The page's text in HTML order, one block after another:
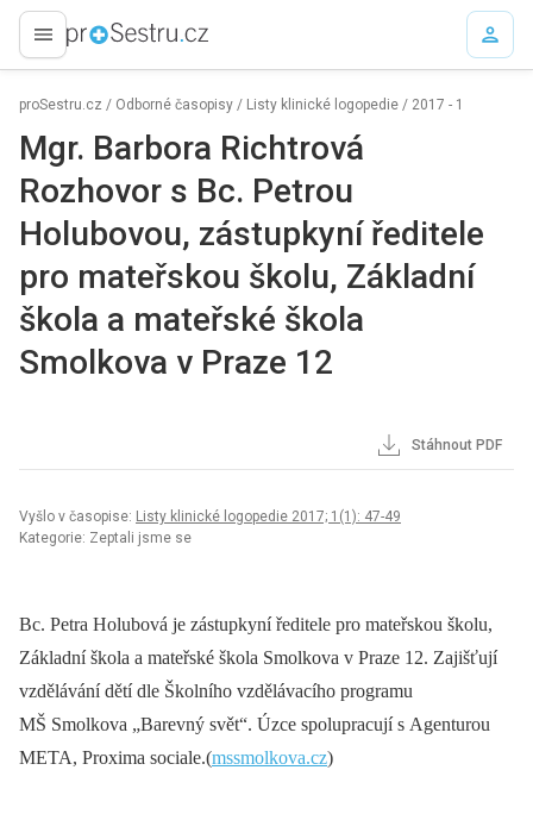
proLékaře.cz
proSestru.cz / Odborné časopisy / Listy klinické logopedie / 2017 - 1
Mgr. Barbora Richtrová
Rozhovor s Bc. Petrou
Holubovou, zástupkyní ředitele
pro mateřskou školu, Základní
škola a mateřské škola
Smolkova v Praze 12
Stáhnout PDF
Vyšlo v časopise: Listy klinické logopedie 2017; 1(1): 47-49
Kategorie: Zeptali jsme se
Bc. Petra Holubová je zástupkyní ředitele pro mateřskou školu,
Základní škola a mateřské škola Smolkova v Praze 12. Zajišťují
vzdělávání dětí dle Školního vzdělávacího programu
MŠ Smolkova „Barevný svět“. Úzce spolupracují s Agenturou
META, Proxima sociale.(mssmolkova.cz)